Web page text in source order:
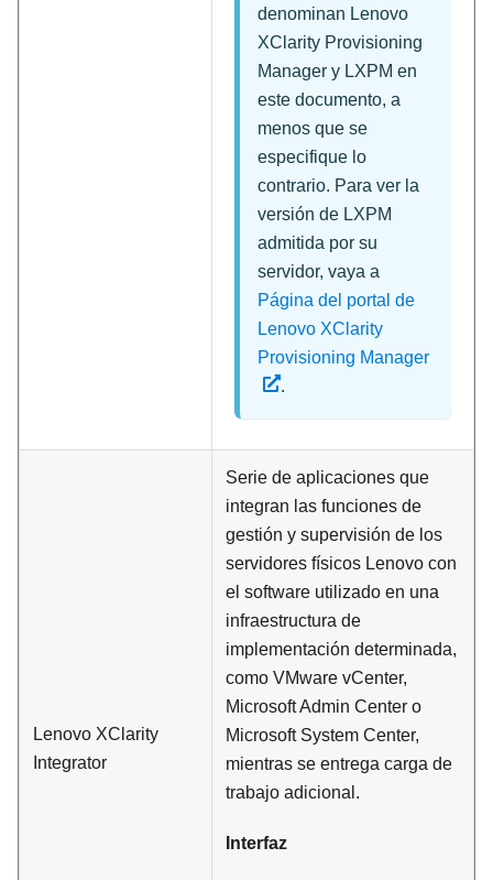
denominan Lenovo
XClarity Provisioning
Manager y LXPM en
este documento, a
menos que se
especifique lo
contrario. Para ver la
versión de LXPM
admitida por su
servidor, vaya a
Página del portal de
Lenovo XClarity
Provisioning Manager
.
Lenovo XClarity
Integrator
Serie de aplicaciones que
integran las funciones de
gestión y supervisión de los
servidores físicos Lenovo con
el software utilizado en una
infraestructura de
implementación determinada,
como VMware vCenter,
Microsoft Admin Center o
Microsoft System Center,
mientras se entrega carga de
trabajo adicional.
Interfaz